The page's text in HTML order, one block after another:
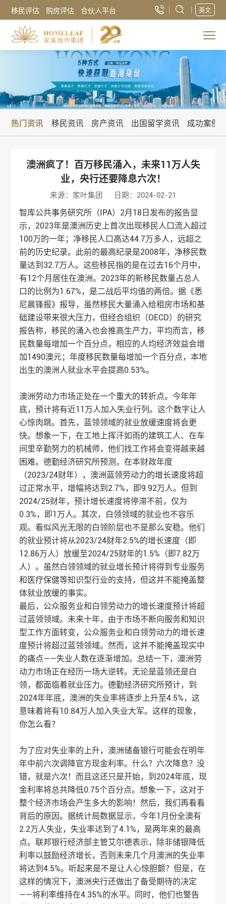
移民评估 购房评估 合伙人平台 英文
热门资讯 移民资讯 房产资讯 出国留学资讯 成功案例
澳洲疯了！百万移民涌入，未来11万人失
业，央行还要降息六次！
来源：家叶集团 日期：2024-02-21
智库公共事务研究所（IPA）2月18日发布的报告显
示，2023年是澳洲历史上首次出现移民人口流入超过
100万的一年；净移民人口高达44.7万多人，远超之
前的历史纪录。此前的最高纪录是2008年，净移民数
量达到32.7万人。这些移民指的是在过去16个月中，
有12个月居住在澳洲。2023年的新移民数量占总人
口的比例为1.67%，是二战后平均值的两倍。据《悉
尼晨锋报》报导，虽然移民大量涌入给租房市场和基
础建设带来很大压力，但经合组织（OECD）的研究
报告称，移民的涌入也会推高生产力，平均而言，移
民数量每增加一个百分点，相应的人均经济效益会增
加1490澳元；年度移民数量每增加一个百分点，本地
出生的澳洲人就业水平会提高0.53%。
澳洲劳动力市场正处在一个重大的转折点。今年年
底，预计将有近11万人加入失业行列。这个数字让人
心惊肉跳。首先，蓝领领域的就业放缓速度将会更
快。想象一下，在工地上挥汗如雨的建筑工人、在车
间里辛勤努力的机械师，他们找工作将会变得越来越
困难。德勤经济研究所预测，在本财政年度
（2023/24财年），澳洲蓝领劳动力的增长速度将超
过正常水平，增幅将达到2.7%，即9.92万人。但到
2024/25财年，预计增长速度将停滞不前，仅为
0.3%，即1万人。其次，白领领域的就业也不容乐
观。看似风光无限的白领阶层也不是那么安稳。他们
的就业预计将从2023/24财年2.5%的增长速度（即
12.86万人）放缓至2024/25财年的1.5%（即7.82万
人）。虽然白领领域的就业增长预计将得到专业服务
和医疗保健等知识型行业的支持，但这并不能掩盖整
体就业放缓的事实。
最后，公众服务业和白领劳动力的增长速度预计将超
过蓝领领域。未来十年，由于市场不断向服务和知识
型工作方面转变，公众服务业和白领劳动力的增长速
度预计将超过蓝领领域。然而，这并不能掩盖现实中
的痛点——失业人数在逐渐增加。总结一下，澳洲劳
动力市场正在经历一场大逆转。无论是蓝领还是白
领，都面临着就业压力。德勤经济研究所预计，到
2024年年底，澳洲的失业率将逐步上升至4.5%，这
意味着将有10.84万人加入失业大军。这样的现象，
你怎么看？
为了应对失业率的上升，澳洲储备银行可能会在明年
年中前六次调降官方现金利率。什么？六次降息？没
错，就是六次！而且这还只是开始，到2024年底，现
金利率将总共降低0.75个百分点。想象一下，这对于
整个经济市场会产生多大的影响！然后，我们再看看
背后的原因。据统计局数据显示，今年1月份全澳有
2.2万人失业，失业率达到了4.1%，是两年来的最高
点。联邦银行经济部主管艾尔德表示，除非储银降低
利率以鼓励经济增长，否则未来几个月澳洲的失业率
将达到4.5%。听起来是不是让人心惊胆颤？但是，在
这样的情况下，澳洲央行还做出了备受期待的决定
——将利率维持在4.35%的水平。同时，他们也警告